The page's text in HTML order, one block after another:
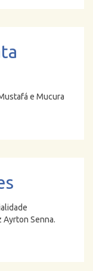
e Mucura
Ayrton Senna.